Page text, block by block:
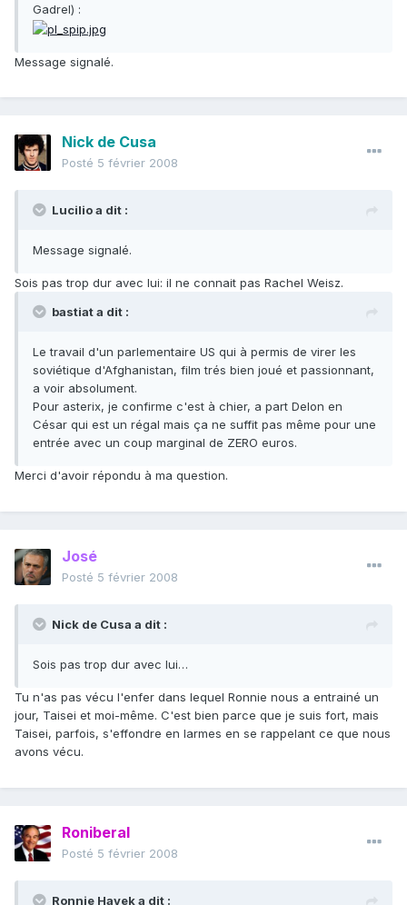
Gadrel) :
Message signalé.
Nick de Cusa
Posté 5 février 2008
Lucilio a dit :
Message signalé.
Sois pas trop dur avec lui: il ne connait pas Rachel Weisz.
bastiat a dit :
Le travail d'un parlementaire US qui à permis de virer les
soviétique d'Afghanistan, film trés bien joué et passionnant,
a voir absolument.
Pour asterix, je confirme c'est à chier, a part Delon en
César qui est un régal mais ça ne suffit pas même pour une
entrée avec un coup marginal de ZERO euros.
Merci d'avoir répondu à ma question.
José
Posté 5 février 2008
Nick de Cusa a dit :
Sois pas trop dur avec lui…
Tu n'as pas vécu l'enfer dans lequel Ronnie nous a entrainé un
jour, Taisei et moi-même. C'est bien parce que je suis fort, mais
Taisei, parfois, s'effondre en larmes en se rappelant ce que nous
avons vécu.
Roniberal
Posté 5 février 2008
Ronnie Hayek a dit :